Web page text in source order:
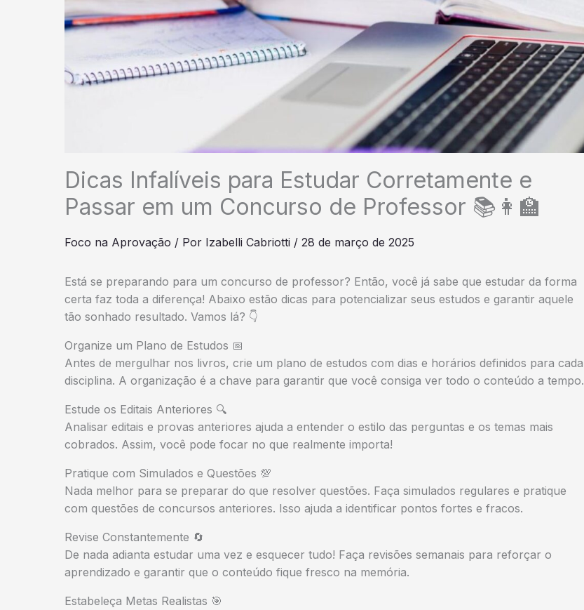
Dicas Infalíveis para Estudar Corretamente e
Passar em um Concurso de Professor 📚👩‍🏫
Foco na Aprovação / Por Izabelli Cabriotti / 28 de março de 2025
Está se preparando para um concurso de professor? Então, você já sabe que estudar da forma
certa faz toda a diferença! Abaixo estão dicas para potencializar seus estudos e garantir aquele
tão sonhado resultado. Vamos lá? 👇
Organize um Plano de Estudos 📅
Antes de mergulhar nos livros, crie um plano de estudos com dias e horários definidos para cada
disciplina. A organização é a chave para garantir que você consiga ver todo o conteúdo a tempo.
Estude os Editais Anteriores 🔍
Analisar editais e provas anteriores ajuda a entender o estilo das perguntas e os temas mais
cobrados. Assim, você pode focar no que realmente importa!
Pratique com Simulados e Questões 💯
Nada melhor para se preparar do que resolver questões. Faça simulados regulares e pratique
com questões de concursos anteriores. Isso ajuda a identificar pontos fortes e fracos.
Revise Constantemente 🔄
De nada adianta estudar uma vez e esquecer tudo! Faça revisões semanais para reforçar o
aprendizado e garantir que o conteúdo fique fresco na memória.
Estabeleça Metas Realistas 🎯